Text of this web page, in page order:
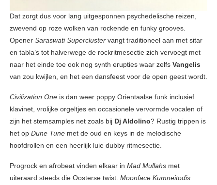
Dat zorgt dus voor lang uitgesponnen psychedelische reizen,
zwevend op roze wolken van rockende en funky grooves.
Opener Saraswati Supercluster vangt traditioneel aan met sitar
en tabla’s tot halverwege de rockritmesectie zich vervoegt met
naar het einde toe ook nog synth erupties waar zelfs Vangelis
van zou kwijlen, en het een dansfeest voor de open geest wordt.
Civilization One is dan weer poppy Orientaalse funk inclusief
klavinet, vrolijke orgeltjes en occasionele vervormde vocalen of
zijn het stemsamples net zoals bij Dj Aldolino? Rustig trippen is
het op Dune Tune met de oud en keys in de melodische
hoofdrollen en een heerlijk luie dubby ritmesectie.
Progrock en afrobeat vinden elkaar in Mad Mullahs met
uiteraard steeds die Oosterse twist. Moonface Kumneitodis